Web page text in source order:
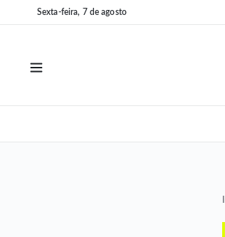
para
para
Sexta-feira, 7 de agosto